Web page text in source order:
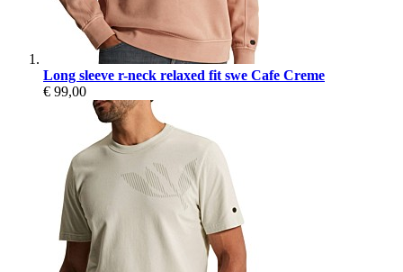
Long sleeve r-neck relaxed fit swe Cafe Creme
€ 99,00